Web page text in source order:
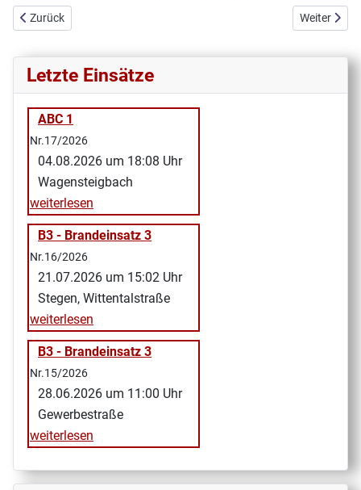
Vorheriger Beitrag: Historie
Zurück Nächster
Weiter
Letzte Einsätze
ABC 1
Nr.17/2026
04.08.2026 um 18:08 Uhr
Wagensteigbach
weiterlesen
B3 - Brandeinsatz 3
Nr.16/2026
21.07.2026 um 15:02 Uhr
Stegen, Wittentalstraße
weiterlesen
B3 - Brandeinsatz 3
Nr.15/2026
28.06.2026 um 11:00 Uhr
Gewerbestraße
weiterlesen